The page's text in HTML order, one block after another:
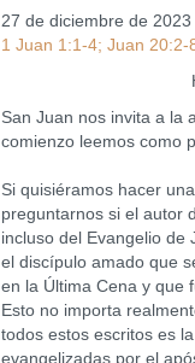
27 de diciembre de
1 Juan 1:1-4; Juan 20:2-
San Juan nos invita a la
comienzo leemos como
Si quisiéramos hacer
preguntarnos si el autor
incluso del Evangelio de
el discípulo amado que
en la Última Cena y que
Esto no importa
todos estos escritos es
evangelizadas por el